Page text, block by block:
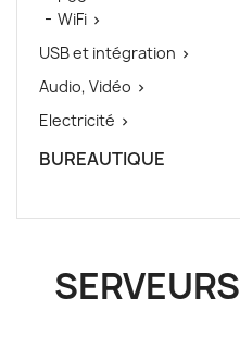
WiFi 
USB et intégration 
Audio, Vidéo 
Electricité 
BUREAUTIQUE
SERVEURS